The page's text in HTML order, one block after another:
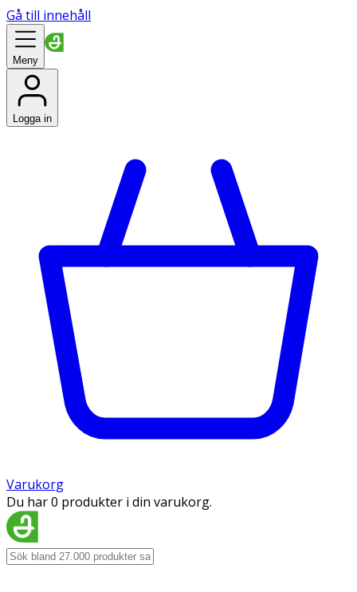
Gå till innehåll
Meny
Logga in
Varukorg
Du har 0 produkter i din varukorg.